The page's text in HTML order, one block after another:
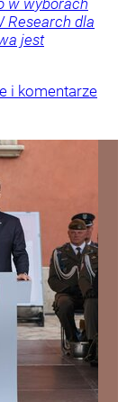
Research dla
jest
i komentarze